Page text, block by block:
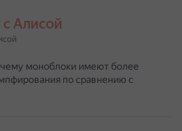
с Алисой
моноблоки имеют более
по сравнению с